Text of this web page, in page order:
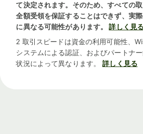
て決定されます。そのため、すべての
全額受領を保証することはできず、実
に異なる可能性があります。
詳しく見る
2 取引スピードは資金の利用可能性、
システムによる認証、およびパートナ
状況によって異なります。
詳しく見る